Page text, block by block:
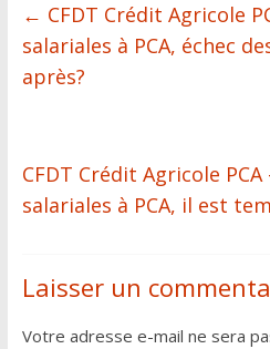
← CFDT Crédit Agricole
salariales à PCA, échec
après?
CFDT Crédit Agricole
salariales à PCA, il est
Laisser un
Votre adresse e-mail ne sera